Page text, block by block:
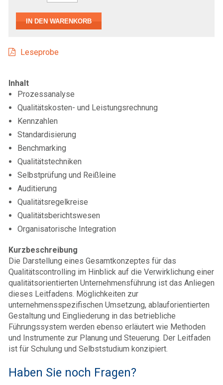
Leseprobe
Inhalt
Prozessanalyse
Qualitätskosten- und Leistungsrechnung
Kennzahlen
Standardisierung
Benchmarking
Qualitätstechniken
Selbstprüfung und Reißleine
Auditierung
Qualitätsregelkreise
Qualitätsberichtswesen
Organisatorische Integration
Kurzbeschreibung
Die Darstellung eines Gesamtkonzeptes für das
Qualitätscontrolling im Hinblick auf die Verwirklichung einer
qualitätsorientierten Unternehmensführung ist das Anliegen
dieses Leitfadens. Möglichkeiten zur
unternehmensspezifischen Umsetzung, ablauforientierten
Gestaltung und Eingliederung in das betriebliche
Führungssystem werden ebenso erläutert wie Methoden
und Instrumente zur Planung und Steuerung. Der Leitfaden
ist für Schulung und Selbststudium konzipiert.
Haben Sie noch Fragen?